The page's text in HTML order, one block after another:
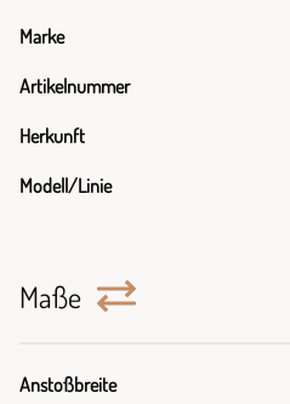
Marke
Artikelnummer
Herkunft
Modell/Linie
Maße
Anstoßbreite